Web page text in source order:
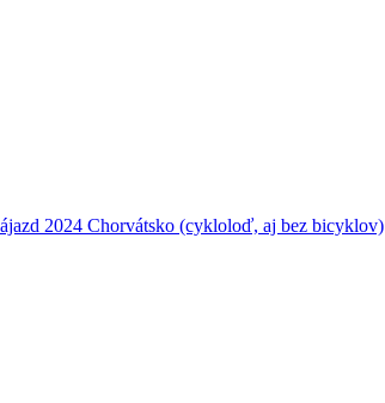
2024 Chorvátsko (cykloloď, aj bez bicyklov)